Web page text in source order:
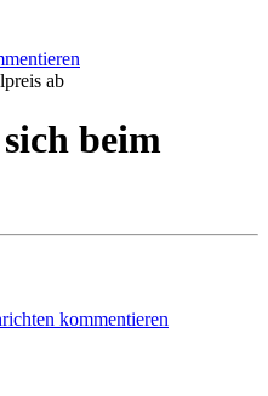
ab
beim
kommentieren